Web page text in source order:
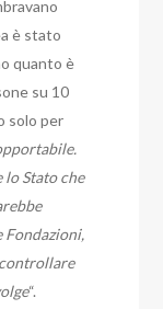
è stato
quanto è
su 10
solo per
lo Stato che
Fondazioni,
“.